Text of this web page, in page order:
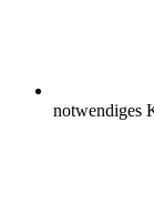
notwendiges